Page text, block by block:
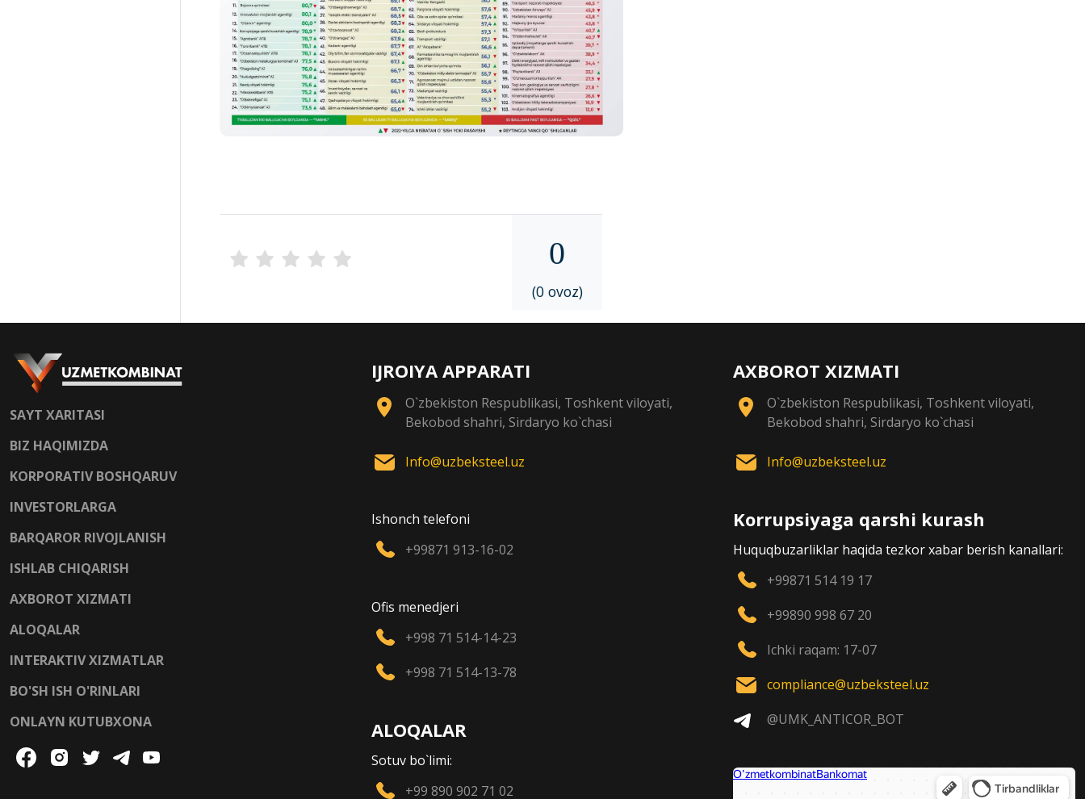
0
(0 ovoz)
SAYT XARITASI
BIZ HAQIMIZDA
KORPORATIV BOSHQARUV
INVESTORLARGA
BARQAROR RIVOJLANISH
ISHLAB CHIQARISH
AXBOROT XIZMATI
ALOQALAR
INTERAKTIV XIZMATLAR
BO'SH ISH O'RINLARI
ONLAYN KUTUBXONA
IJROIYA APPARATI
O`zbekiston Respublikasi, Toshkent viloyati,
Bekobod shahri, Sirdaryo ko`chasi
Info@uzbeksteel.uz
Ishonch telefoni
+99871 913-16-02
Ofis menedjeri
+998 71 514-14-23
+998 71 514-13-78
ALOQALAR
Sotuv bo`limi:
+99 890 902 71 02
AXBOROT XIZMATI
O`zbekiston Respublikasi, Toshkent viloyati,
Bekobod shahri, Sirdaryo ko`chasi
Info@uzbeksteel.uz
Korrupsiyaga qarshi kurash
Huquqbuzarliklar haqida tezkor xabar berish kanallari:
+99871 514 19 17
+99890 998 67 20
Ichki raqam: 17-07
compliance@uzbeksteel.uz
@UMK_ANTICOR_BOT